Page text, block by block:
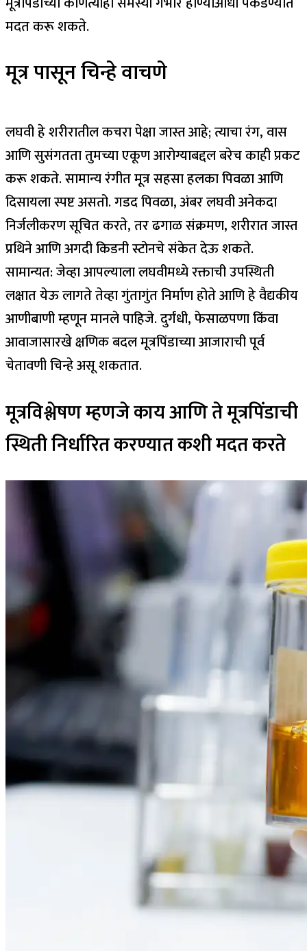
मदत करू शकते.
मूत्र पासून चिन्हे वाचणे
लघवी हे शरीरातील कचरा पेक्षा जास्त आहे; त्याचा रंग, वास
आणि सुसंगतता तुमच्या एकूण आरोग्याबद्दल बरेच काही प्रकट
करू शकते. सामान्य रंगीत मूत्र सहसा हलका पिवळा आणि
दिसायला स्पष्ट असतो. गडद पिवळा, अंबर लघवी अनेकदा
निर्जलीकरण सूचित करते, तर ढगाळ संक्रमण, शरीरात जास्त
प्रथिने आणि अगदी किडनी स्टोनचे संकेत देऊ शकते.
सामान्यत: जेव्हा आपल्याला लघवीमध्ये रक्ताची उपस्थिती
लक्षात येऊ लागते तेव्हा गुंतागुंत निर्माण होते आणि हे वैद्यकीय
आणीबाणी म्हणून मानले पाहिजे.दुर्गंधी, फेसाळपणा किंवा
आवाजासारखे क्षणिक बदल मूत्रपिंडाच्या आजाराची पूर्व
चेतावणी चिन्हे असू शकतात.
मूत्रविश्लेषण म्हणजे काय आणि ते मूत्रपिंडाची
स्थिती निर्धारित करण्यात कशी मदत करते